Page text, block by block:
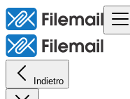
Indietro